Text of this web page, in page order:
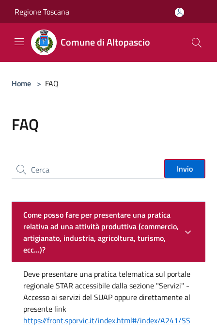
Regione Toscana
Comune di Altopascio
Home > FAQ
FAQ
Cerca nel sito Invio
Come posso fare per presentare una pratica
relativa ad una attività produttiva (commercio,
artigianato, industria, agricoltura, turismo,
ecc...)?
Deve presentare una pratica telematica sul portale
regionale STAR accessibile dalla sezione "Servizi" -
Accesso ai servizi del SUAP oppure direttamente al
presente link
https://front.sporvic.it/index.html#/index/A241/SS